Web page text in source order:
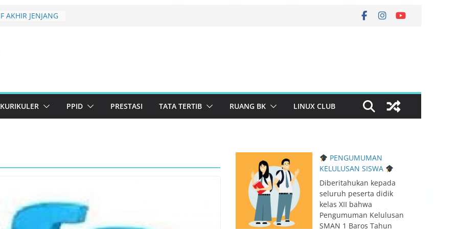
TINGKAT
Konservasi
Lolos Semi-
2026 Resmi
PPID PRESTASI TATA TERTIB RUANG BK LINUX CLUB
PENGUMUMAN
KELULUSAN SISWA
Diberitahukan kepada
seluruh peserta didik
kelas XII bahwa
Pengumuman Kelulusan
SMAN 1 Baros Tahun